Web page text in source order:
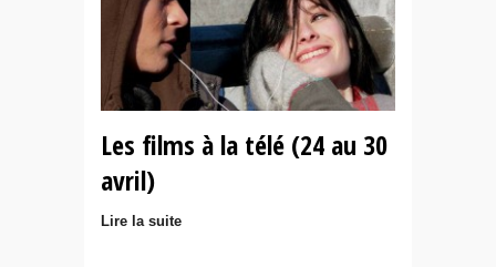
Les films à la télé (24 au 30
avril)
Lire la suite